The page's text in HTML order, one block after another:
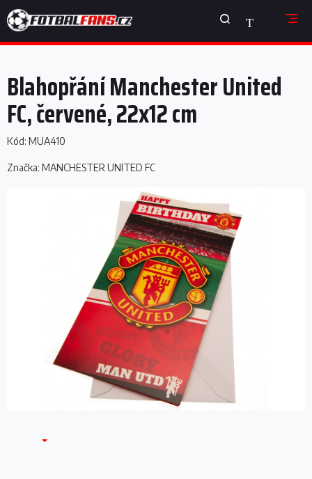
na
obsah
NÁKUPNÍ
KOŠÍK
Blahopřání Manchester United
FC, červené, 22x12 cm
Kód: MUA410
Značka: MANCHESTER UNITED FC